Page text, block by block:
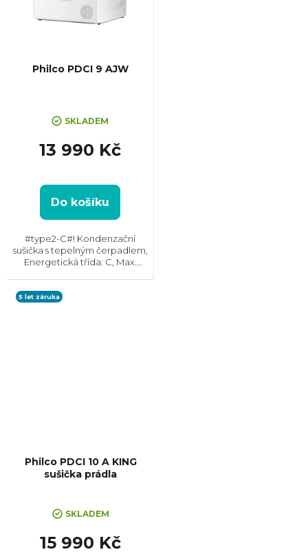
Philco PDCI 9 AJW
SKLADEM
13 990 Kč
Do košíku
#type2-C#! Kondenzační
sušička s tepelným čerpadlem,
Energetická třída: C, Max.
Český panel, Displej,
5 let záruka
Philco PDCI 10 A KING
sušička prádla
SKLADEM
15 990 Kč